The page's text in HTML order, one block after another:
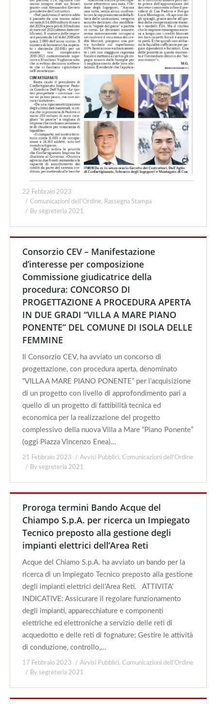
22 Febbraio 2023
Comunicazioni dell'Ordine, Rassegna Stampa
By segreteria 2021
Consorzio CEV – Manifestazione
d’interesse per composizione
Commissione giudicatrice della
procedura: CONCORSO DI
PROGETTAZIONE A PROCEDURA APERTA
IN DUE GRADI “VILLA A MARE PIANO
PONENTE” DEL COMUNE DI ISOLA DELLE
FEMMINE
Il Consorzio CEV, ha avviato un concorso di
progettazione, con procedura aperta, denominato
“VILLA A MARE PIANO PONENTE” per l’acquisizione
di un progetto con livello di approfondimento pari a
quello di un progetto di fattibilità tecnica ed
economica per la realizzazione del progetto
complessivo della nuova Villa a Mare “Piano Ponente”
(oggi Piazza Vincenzo Enea)…
21 Febbraio 2023 Avvisi Pubblici, Comunicazioni dell'Ordine
By segreteria 2021
Proroga termini Bando Acque del
Chiampo S.p.A. per ricerca un Impiegato
Tecnico preposto alla gestione degli
impianti elettrici dell’Area Reti
Acque del Chiamo S.p.A. ha avviato un bando per la
ricerca di un Impiegato Tecnico preposto alla gestione
degli impianti elettrici dell’Area Reti. ATTIVITA’
INDICATIVE: Assicurare il regolare funzionamento
degli impianti, apparecchiature e componenti
elettriche ed elettroniche a servizio delle reti di
acquedotto e delle reti di fognature; Gestire le attività
di conduzione, controllo,…
17 Febbraio 2023 Avvisi Pubblici, Comunicazioni dell'Ordine
By segreteria 2021